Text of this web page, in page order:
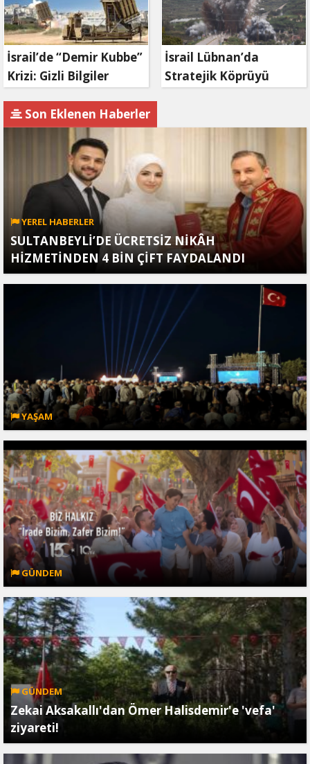
İsrail’de “Demir Kubbe”
Krizi: Gizli Bilgiler
Gözaltında
İsrail Lübnan’da
Stratejik Köprüyü
Son Eklenen Haberler
YEREL HABERLER
SULTANBEYLİ’DE ÜCRETSİZ NİKÂH
HİZMETİNDEN 4 BİN ÇİFT FAYDALANDI
YAŞAM
GÜNDEM
GÜNDEM
Zekai Aksakallı'dan Ömer Halisdemir'e 'vefa'
ziyareti!